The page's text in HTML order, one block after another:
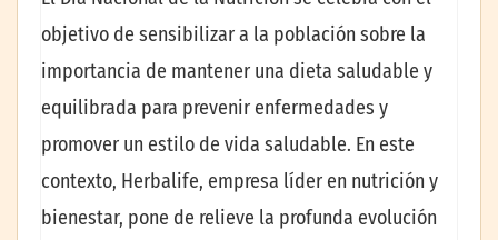
objetivo de sensibilizar a la población sobre la
importancia de mantener una dieta saludable y
equilibrada para prevenir enfermedades y
promover un estilo de vida saludable. En este
contexto, Herbalife, empresa líder en nutrición y
bienestar, pone de relieve la profunda evolución